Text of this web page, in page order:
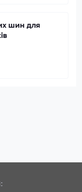
шин для